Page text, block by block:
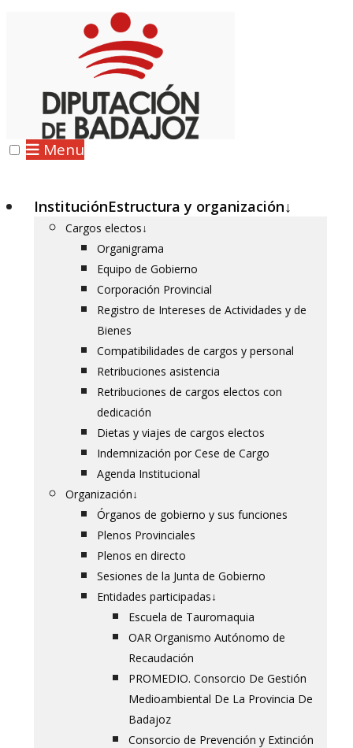
Menu
InstituciónEstructura y organización↓
Cargos electos↓
Organigrama
Equipo de Gobierno
Corporación Provincial
Registro de Intereses de Actividades y de
Bienes
Compatibilidades de cargos y personal
Retribuciones asistencia
Retribuciones de cargos electos con
dedicación
Dietas y viajes de cargos electos
Indemnización por Cese de Cargo
Agenda Institucional
Organización↓
Órganos de gobierno y sus funciones
Plenos Provinciales
Plenos en directo
Sesiones de la Junta de Gobierno
Entidades participadas↓
Escuela de Tauromaquia
OAR Organismo Autónomo de
Recaudación
PROMEDIO. Consorcio De Gestión
Medioambiental De La Provincia De
Badajoz
Consorcio de Prevención y Extinción